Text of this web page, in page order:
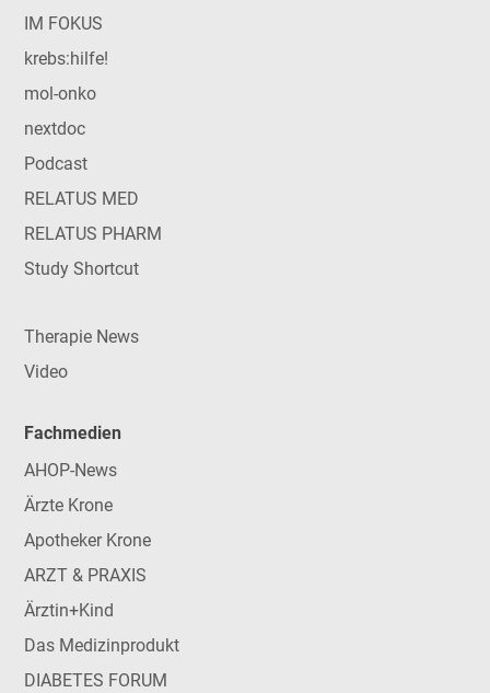
IM FOKUS
krebs:hilfe!
mol-onko
nextdoc
Podcast
RELATUS MED
RELATUS PHARM
Study Shortcut
Therapie News
Video
Fachmedien
AHOP-News
Ärzte Krone
Apotheker Krone
ARZT & PRAXIS
Ärztin+Kind
Das Medizinprodukt
DIABETES FORUM